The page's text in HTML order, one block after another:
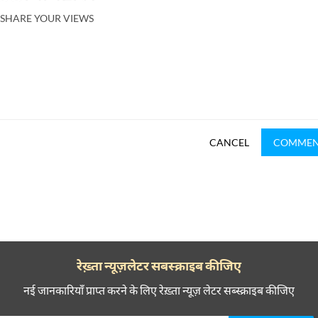
SHARE YOUR VIEWS
CANCEL
रेख़्ता न्यूज़लेटर सबस्क्राइब कीजिए
नई जानकारियाँ प्राप्त करने के लिए रेख़्ता न्यूज़ लेटर सब्स्क्राइब कीजिए